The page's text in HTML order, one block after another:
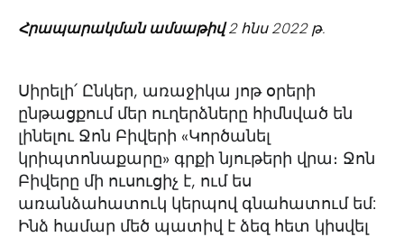
Հրապարակման ամսաթիվ2 հնս 2022 թ.
Սիրելի՛ Ընկեր, առաջիկա յոթ օրերի
ընթացքում մեր ուղերձները հիմնված են
լինելու Ջոն Բիվերի «Կործանել
կրիպտոնաքարը» գրքի նյութերի վրա։ Ջոն
Բիվերը մի ուսուցիչ է, ում ես
առանձահատուկ կերպով գնահատում եմ:
Ինձ համար մեծ պատիվ է ձեզ հետ կիսվել